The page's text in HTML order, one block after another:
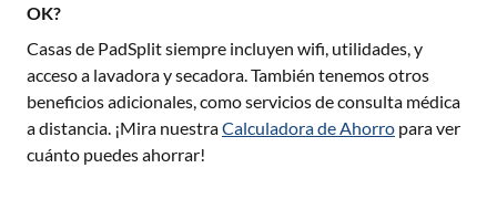
OK?
Casas de PadSplit siempre incluyen wifi, utilidades, y
acceso a lavadora y secadora. También tenemos otros
beneficios adicionales, como servicios de consulta médica
a distancia. ¡Mira nuestraCalculadora de Ahorro para ver
cuánto puedes ahorrar!